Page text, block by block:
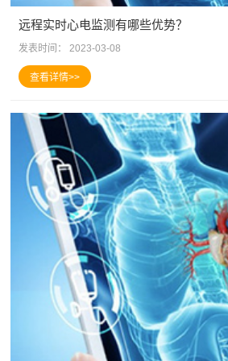
远程实时心电监测有哪些优势？
发表时间： 2023-03-08